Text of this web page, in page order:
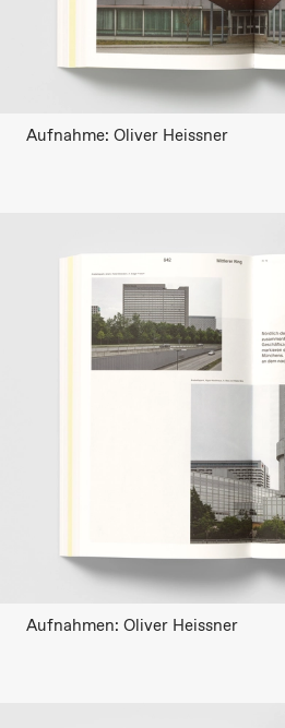
Aufnahme: Oliver Heissner
Aufnahmen: Oliver Heissner